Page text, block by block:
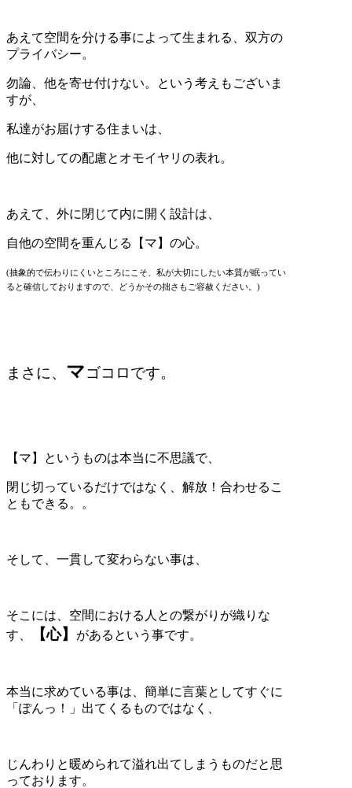
あえて空間を分ける事によって生まれる、双方の
プライバシー。
勿論、他を寄せ付けない。という考えもございま
すが、
私達がお届けする住まいは、
他に対しての配慮とオモイヤリの表れ。
あえて、外に閉じて内に開く設計は、
自他の空間を重んじる【マ】の心。
(抽象的で伝わりにくいところにこそ、私が大切にしたい本質が眠ってい
ると確信しておりますので、どうかその拙さもご容赦ください。)
まさに、 マゴコロです。
【マ】というものは本当に不思議で、
閉じ切っているだけではなく、解放！合わせるこ
ともできる。。
そして、一貫して変わらない事は、
そこには、空間における人との繋がりが織りな
す、
【心】 があるという事です。
本当に求めている事は、簡単に言葉としてすぐに
「ぽんっ！」出てくるものではなく、
じんわりと暖められて溢れ出てしまうものだと思
っております。